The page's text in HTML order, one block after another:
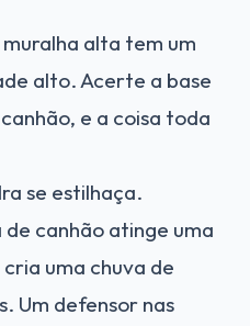
muralha alta tem um
alto. Acerte a base
e a coisa toda
se estilhaça.
de canhão atinge uma
uma chuva de
Um defensor nas